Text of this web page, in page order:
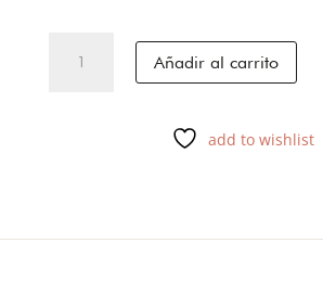
cantidad
Añadir al carrito
add to wishlist